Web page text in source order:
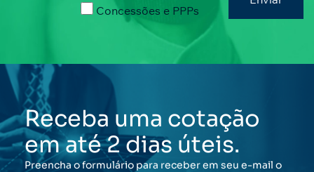
Concessões e PPPs
Receba uma cotação
em até 2 dias úteis.
Preencha o formulário para receber em seu e-mail o